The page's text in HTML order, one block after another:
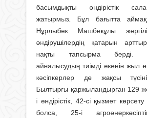
басымдықты өндірістік
жатырмыз. Бұл бағытта
Нұрлыбек Машбекұлы
өндірушілердің қатарын
нақты тапсырма берді.
айналысудың тиімді екенін жыл
кәсіпкерлер де жақсы
Былтырғы қаржыландырған 129
і өндірістік, 42-сі қызмет
болса, 25-і